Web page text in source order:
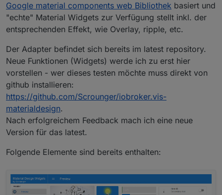
Google material components web Bibliothek basiert und
"echte" Material Widgets zur Verfügung stellt inkl. der
entsprechenden Effekt, wie Overlay, ripple, etc.
Der Adapter befindet sich bereits im latest repository.
Neue Funktionen (Widgets) werde ich zu erst hier
vorstellen - wer dieses testen möchte muss direkt von
github installieren:
https://github.com/Scrounger/iobroker.vis-
materialdesign.
Nach erfolgreichem Feedback mach ich eine neue
Version für das latest.
Folgende Elemente sind bereits enthalten: